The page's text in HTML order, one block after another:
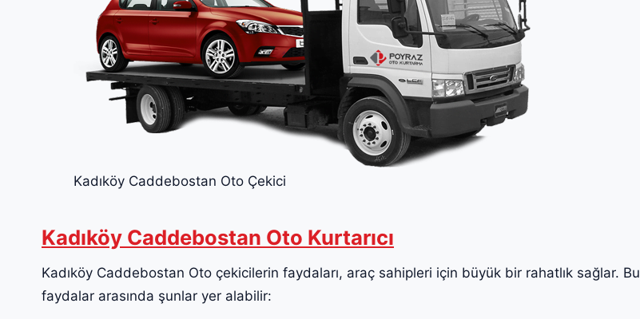
Kadıköy Caddebostan Oto Çekici
Kadıköy Caddebostan Oto Kurtarıcı
Kadıköy Caddebostan Oto çekicilerin faydaları, araç sahipleri için büyük bir rahatlık sağlar. Bu
faydalar arasında şunlar yer alabilir: